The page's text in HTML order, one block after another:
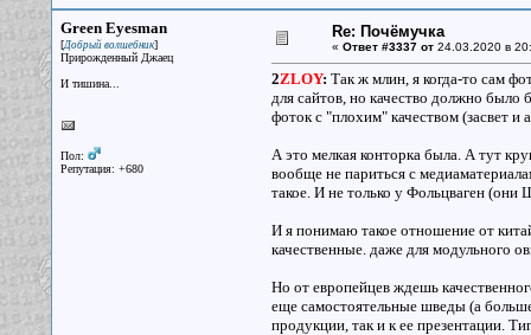
Green Eyesman
[Добрый волшебник]
Прирожденный Джаец
И тишина...
Пол:
Репутация: +680
Re: Почёмучка
« Ответ #3337 от24.03.2020 в
2ZLOY: Так ж млин, я когда-то сам
для сайтов, но качество должно было
фоток с "плохим" качеством (засвет и
А это мелкая конторка была. А тут
вообще не париться с
такое. И не только у Фольцваген (они
И я понимаю такое отношение от
качественные. даже для модульного
Но от европейцев ждешь
еще самостоятельные шведы (а
продукции, так и к ее презентации.